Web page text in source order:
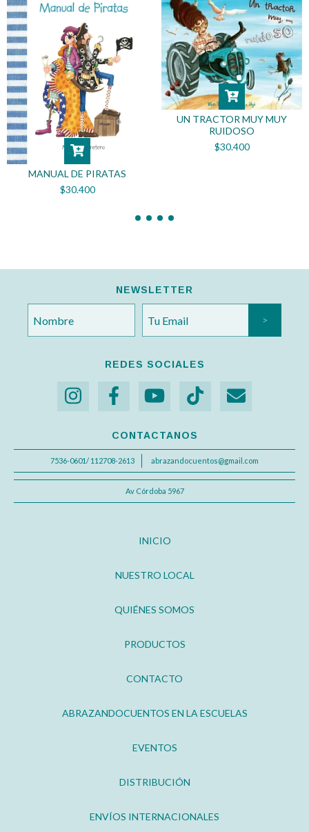
MANUAL DE PIRATAS
$30.400
UN TRACTOR MUY MUY
RUIDOSO
$30.400
NEWSLETTER
REDES SOCIALES
CONTACTANOS
7536-0601/ 112708-2613 abrazandocuentos@gmail.com
Av Córdoba 5967
INICIO
NUESTRO LOCAL
QUIÉNES SOMOS
PRODUCTOS
CONTACTO
ABRAZANDOCUENTOS EN LA ESCUELAS
EVENTOS
DISTRIBUCIÓN
ENVÍOS INTERNACIONALES